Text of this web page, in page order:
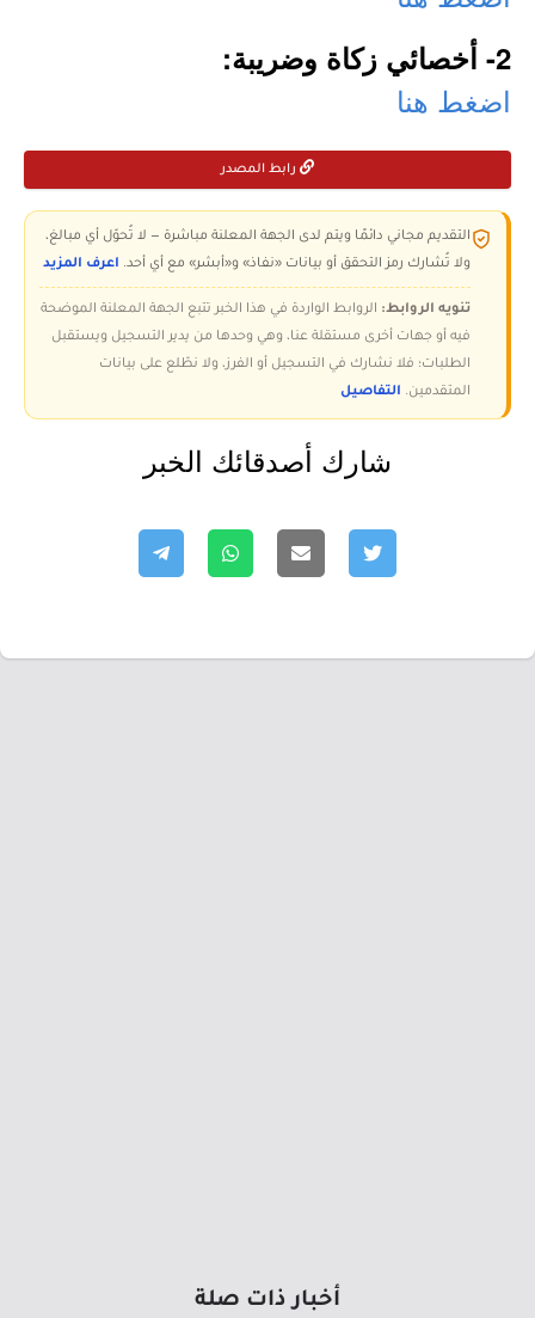
2- أخصائي زكاة وضريبة:
اضغط هنا
رابط المصدر
التقديم مجاني دائمًا ويتم لدى الجهة المعلنة مباشرة — لا تُحوّل أي مبالغ،
ولا تُشارك رمز التحقق أو بيانات «نفاذ» و«أبشر» مع أي أحد. اعرف المزيد
تنويه الروابط: الروابط الواردة في هذا الخبر تتبع الجهة المعلنة الموضحة
فيه أو جهات أخرى مستقلة عنا، وهي وحدها من يدير التسجيل ويستقبل
الطلبات؛ فلا نشارك في التسجيل أو الفرز، ولا نطّلع على بيانات
المتقدمين. التفاصيل
شارك أصدقائك الخبر
أخبار ذات صلة